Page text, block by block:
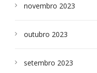
novembro 2023
outubro 2023
setembro 2023